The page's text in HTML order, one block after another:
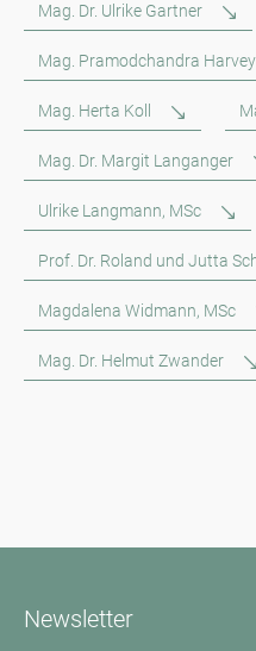
Mag. Dr. Ulrike Gartner
Mag. Pramodchandra Harvey
Mag. Herta Koll
Mag. Dr. Margit Langanger
Ulrike Langmann, MSc
Prof. Dr. Roland und Jutta
Magdalena Widmann, MSc
Mag. Dr. Helmut Zwander
Newsletter